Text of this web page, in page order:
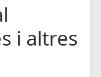
i altres